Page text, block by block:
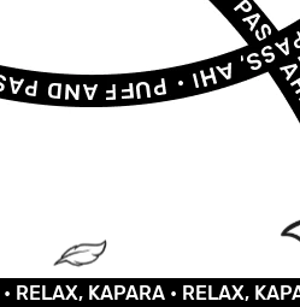
KAPARA •RELAX, KAPARA •